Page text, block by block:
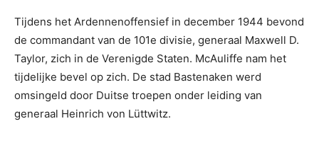
Tijdens het Ardennenoffensief in december 1944 bevond
de commandant van de 101e divisie, generaal Maxwell D.
Taylor, zich in de Verenigde Staten. McAuliffe nam het
tijdelijke bevel op zich. De stad Bastenaken werd
omsingeld door Duitse troepen onder leiding van
generaal Heinrich von Lüttwitz.